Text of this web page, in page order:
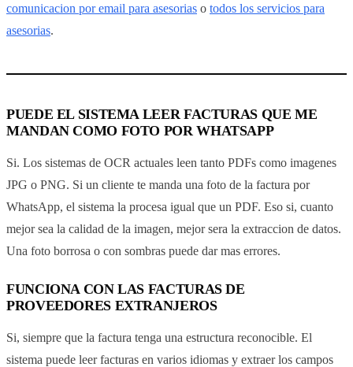
comunicacion por email para asesorias o todos los servicios para
asesorias.
PUEDE EL SISTEMA LEER FACTURAS QUE ME
MANDAN COMO FOTO POR WHATSAPP
Si. Los sistemas de OCR actuales leen tanto PDFs como imagenes
JPG o PNG. Si un cliente te manda una foto de la factura por
WhatsApp, el sistema la procesa igual que un PDF. Eso si, cuanto
mejor sea la calidad de la imagen, mejor sera la extraccion de datos.
Una foto borrosa o con sombras puede dar mas errores.
FUNCIONA CON LAS FACTURAS DE
PROVEEDORES EXTRANJEROS
Si, siempre que la factura tenga una estructura reconocible. El
sistema puede leer facturas en varios idiomas y extraer los campos